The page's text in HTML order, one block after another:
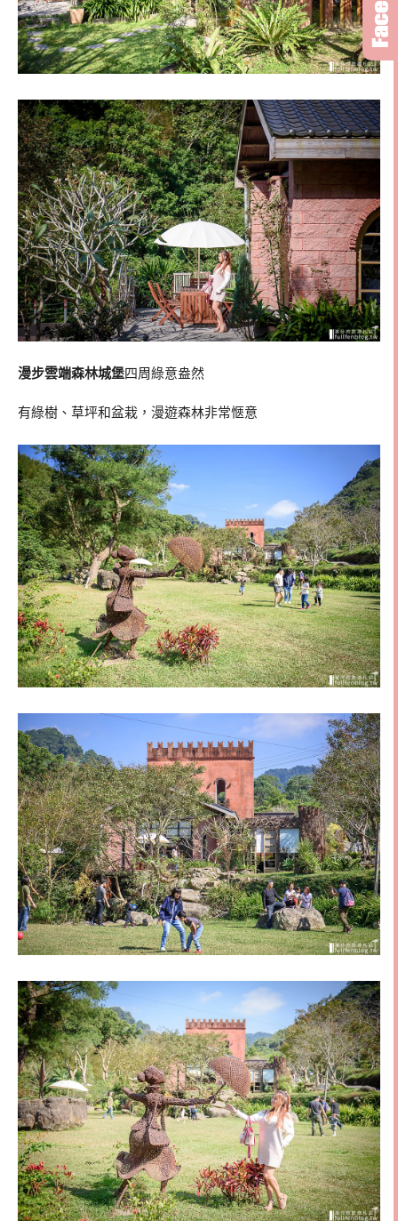
漫步雲端森林城堡四周綠意盎然
有綠樹、草坪和盆栽，漫遊森林非常愜意